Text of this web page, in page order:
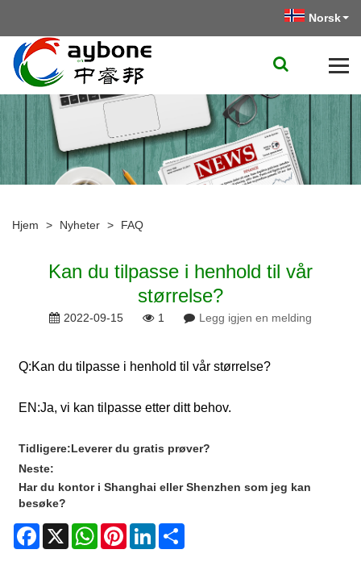
Norsk‎
Hjem > Nyheter > FAQ
Kan du tilpasse i henhold til vår
størrelse?
2022-09-15 1 Legg igjen en melding
Q:Kan du tilpasse i henhold til vår størrelse?
EN:Ja, vi kan tilpasse etter ditt behov.
Tidligere:Leverer du gratis prøver?
Neste:
Har du kontor i Shanghai eller Shenzhen som jeg kan
besøke?
Facebook
X WhatsAppPinterestLinkedIn